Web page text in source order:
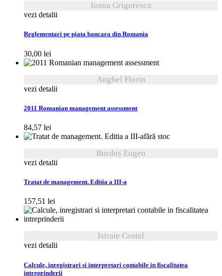
Ioana Grigorescu
vezi detalii
Reglementari pe piata bancara din Romania
30,00 lei
Anghel Florin
vezi detalii
2011 Romanian management assessment
84,57 lei
fără stoc
Burduș Eugen
vezi detalii
Tratat de management. Editia a III-a
157,51 lei
Istrate Costel
vezi detalii
Calcule, inregistrari si interpretari contabile in fiscalitatea
intreprinderii